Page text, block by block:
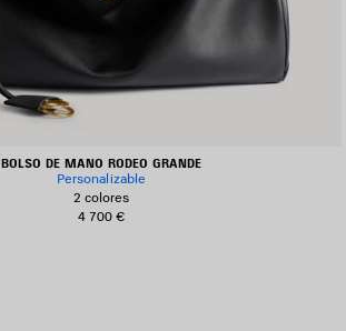
BOLSO DE MANO RODEO GRANDE
Personalizable
2 colores
4 700 €